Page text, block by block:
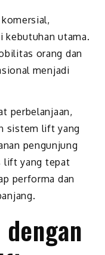
kebutuhan utama.
orang dan
menjadi
perbelanjaan,
sistem lift yang
pengunjung
lift yang tepat
performa dan